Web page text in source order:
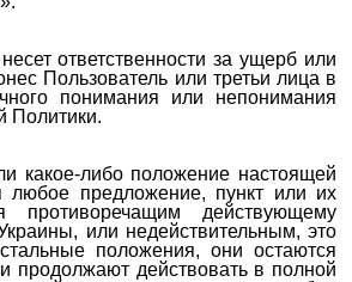
ответственности за ущерб или
Пользователь или третьи лица в
понимания или непонимания
Политики.
какое-либо положение настоящей
любое предложение, пункт или их
противоречащим действующему
или недействительным, это
положения, они остаются
продолжают действовать в полной